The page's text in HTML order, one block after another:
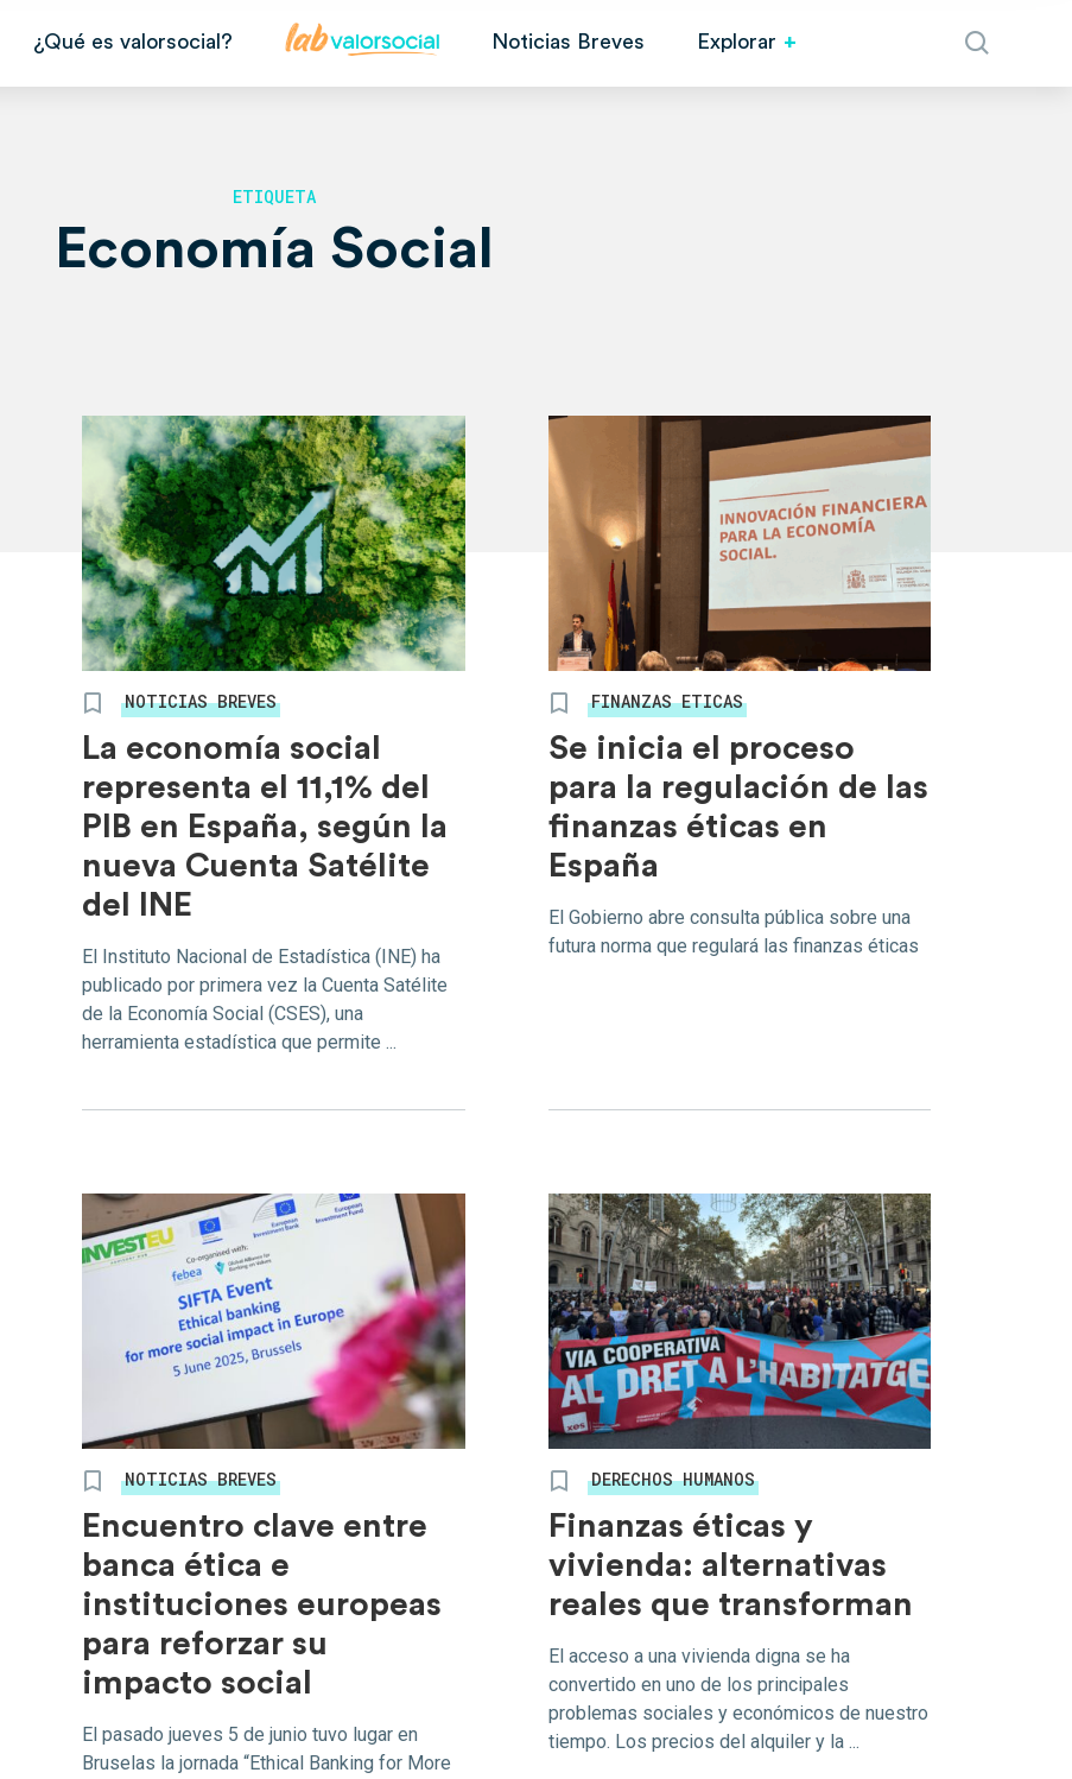
¿Qué es valorsocial? Noticias Breves Explorar
ETIQUETA
Economía Social
NOTICIAS BREVES
La economía social
representa el 11,1% del
PIB en España, según la
nueva Cuenta Satélite
del INE
El Instituto Nacional de Estadística (INE) ha
publicado por primera vez la Cuenta Satélite
de la Economía Social (CSES), una
herramienta estadística que permite ...
FINANZAS ETICAS
Se inicia el proceso
para la regulación de las
finanzas éticas en
España
El Gobierno abre consulta pública sobre una
futura norma que regulará las finanzas éticas
NOTICIAS BREVES
Encuentro clave entre
banca ética e
instituciones europeas
para reforzar su
impacto social
El pasado jueves 5 de junio tuvo lugar en
Bruselas la jornada “Ethical Banking for More
DERECHOS HUMANOS
Finanzas éticas y
vivienda: alternativas
reales que transforman
El acceso a una vivienda digna se ha
convertido en uno de los principales
problemas sociales y económicos de nuestro
tiempo. Los precios del alquiler y la ...